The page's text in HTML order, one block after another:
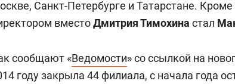
Санкт-Петербурге и Татарстане.
вместоДмитрия Тимохина стал
сообщают «Ведомости» со ссылкой на
году закрыла 44 филиала, c начала года
жилого
Казанью
ID вместо ключа:
безопасность в ЖК